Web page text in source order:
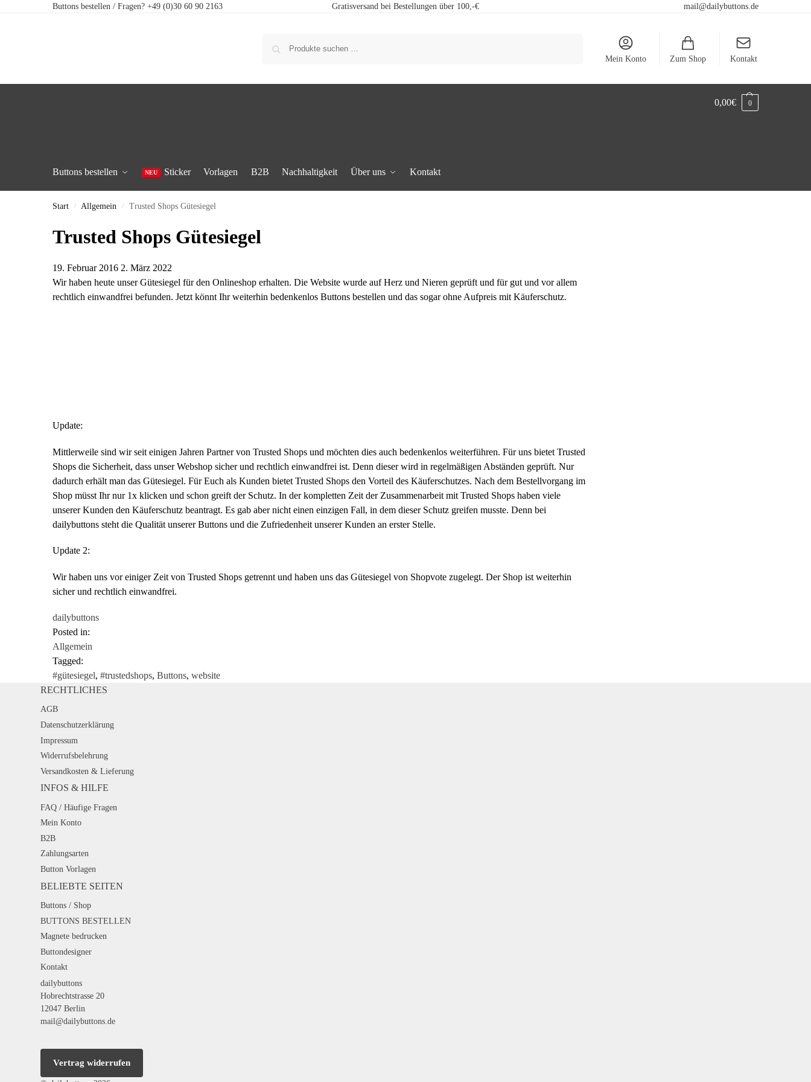
Buttons bestellen / Fragen? +49 (0)30 60 90 2163 Gratisversand bei Bestellungen über 100,-€ mail@dailybuttons.de
Mein Konto Zum Shop Kontakt
Buttons bestellen Sticker Vorlagen B2B Nachhaltigkeit Über uns Kontakt
0,00€ 0
Start / Allgemein / Trusted Shops Gütesiegel
Trusted Shops Gütesiegel
19. Februar 2016 2. März 2022
Wir haben heute unser Gütesiegel für den Onlineshop erhalten. Die Website wurde auf Herz und Nieren geprüft und für gut und vor allem
rechtlich einwandfrei befunden. Jetzt könnt Ihr weiterhin bedenkenlos Buttons bestellen und das sogar ohne Aufpreis mit Käuferschutz.
Update:
Mittlerweile sind wir seit einigen Jahren Partner von Trusted Shops und möchten dies auch bedenkenlos weiterführen. Für uns bietet Trusted
Shops die Sicherheit, dass unser Webshop sicher und rechtlich einwandfrei ist. Denn dieser wird in regelmäßigen Abständen geprüft. Nur
dadurch erhält man das Gütesiegel. Für Euch als Kunden bietet Trusted Shops den Vorteil des Käuferschutzes. Nach dem Bestellvorgang im
Shop müsst Ihr nur 1x klicken und schon greift der Schutz. In der kompletten Zeit der Zusammenarbeit mit Trusted Shops haben viele
unserer Kunden den Käuferschutz beantragt. Es gab aber nicht einen einzigen Fall, in dem dieser Schutz greifen musste. Denn bei
dailybuttons steht die Qualität unserer Buttons und die Zufriedenheit unserer Kunden an erster Stelle.
Update 2:
Wir haben uns vor einiger Zeit von Trusted Shops getrennt und haben uns das Gütesiegel von Shopvote zugelegt. Der Shop ist weiterhin
sicher und rechtlich einwandfrei.
dailybuttons
Posted in:
Allgemein
Tagged:
#gütesiegel, #trustedshops, Buttons, website
RECHTLICHES
AGB
Datenschutzerklärung
Impressum
Widerrufsbelehrung
Versandkosten & Lieferung
INFOS & HILFE
FAQ / Häufige Fragen
Mein Konto
B2B
Zahlungsarten
Button Vorlagen
BELIEBTE SEITEN
Buttons / Shop
BUTTONS BESTELLEN
Magnete bedrucken
Buttondesigner
Kontakt
dailybuttons
Hobrechtstrasse 20
12047 Berlin
mail@dailybuttons.de
Vertrag widerrufen